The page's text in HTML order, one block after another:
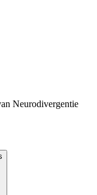
Neurodivergentie